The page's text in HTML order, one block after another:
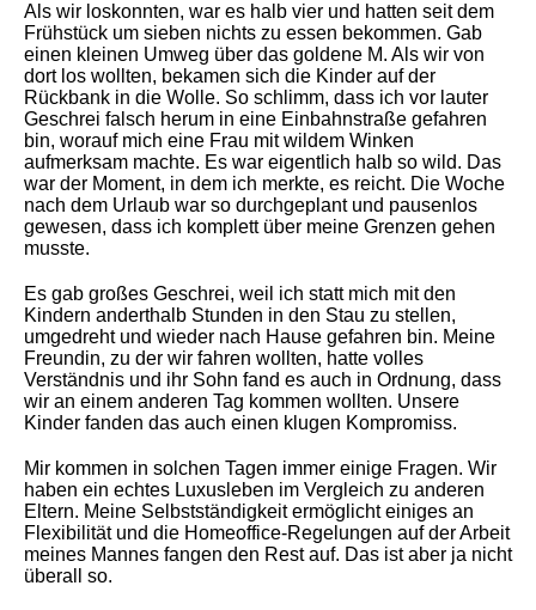
Als wir loskonnten, war es halb vier und hatten seit dem
Frühstück um sieben nichts zu essen bekommen. Gab
einen kleinen Umweg über das goldene M. Als wir von
dort los wollten, bekamen sich die Kinder auf der
Rückbank in die Wolle. So schlimm, dass ich vor lauter
Geschrei falsch herum in eine Einbahnstraße gefahren
bin, worauf mich eine Frau mit wildem Winken
aufmerksam machte. Es war eigentlich halb so wild. Das
war der Moment, in dem ich merkte, es reicht. Die Woche
nach dem Urlaub war so durchgeplant und pausenlos
gewesen, dass ich komplett über meine Grenzen gehen
musste.
Es gab großes Geschrei, weil ich statt mich mit den
Kindern anderthalb Stunden in den Stau zu stellen,
umgedreht und wieder nach Hause gefahren bin. Meine
Freundin, zu der wir fahren wollten, hatte volles
Verständnis und ihr Sohn fand es auch in Ordnung, dass
wir an einem anderen Tag kommen wollten. Unsere
Kinder fanden das auch einen klugen Kompromiss.
Mir kommen in solchen Tagen immer einige Fragen. Wir
haben ein echtes Luxusleben im Vergleich zu anderen
Eltern. Meine Selbstständigkeit ermöglicht einiges an
Flexibilität und die Homeoffice-Regelungen auf der Arbeit
meines Mannes fangen den Rest auf. Das ist aber ja nicht
überall so.